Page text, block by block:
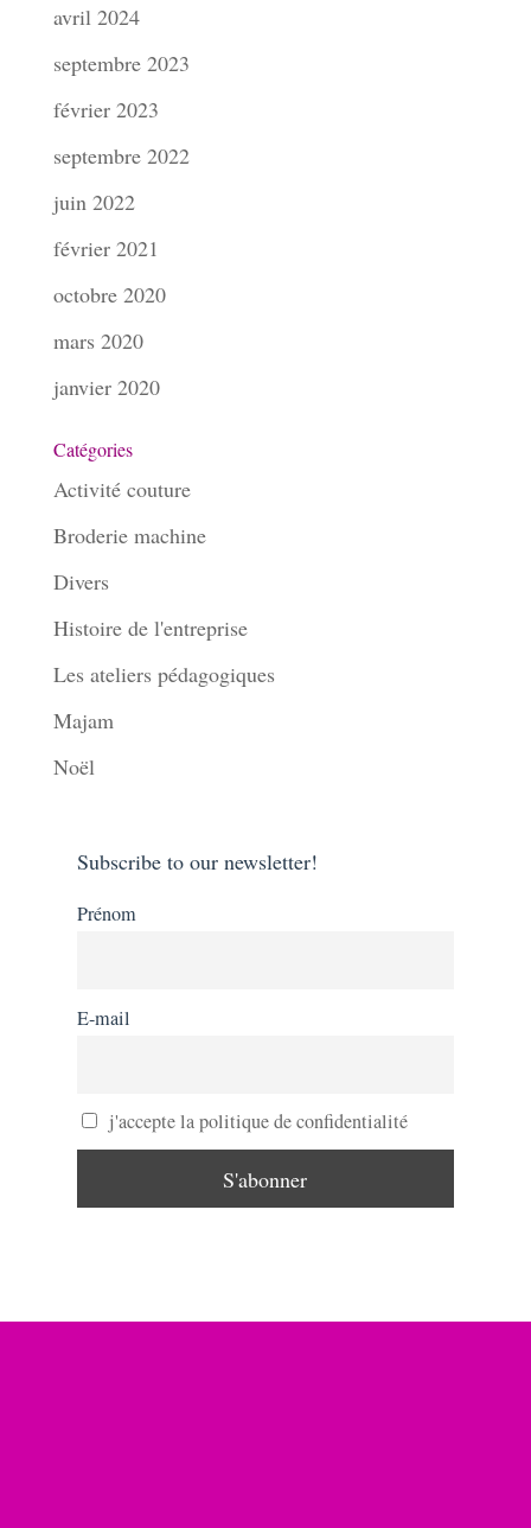
avril 2024
septembre 2023
février 2023
septembre 2022
juin 2022
février 2021
octobre 2020
mars 2020
janvier 2020
Catégories
Activité couture
Broderie machine
Divers
Histoire de l'entreprise
Les ateliers pédagogiques
Majam
Noël
Subscribe to our newsletter!
Prénom
E-mail
j'accepte la politique de confidentialité